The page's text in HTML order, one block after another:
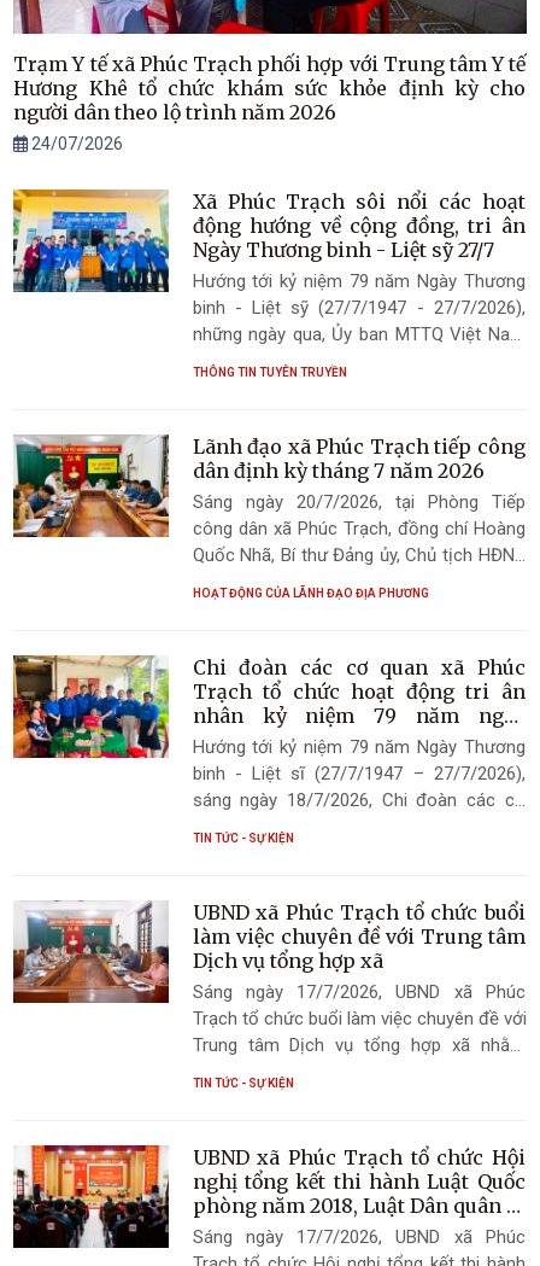
Trạm Y tế xã Phúc Trạch phối hợp với Trung tâm Y tế
Hương Khê tổ chức khám sức khỏe định kỳ cho
người dân theo lộ trình năm 2026
24/07/2026
Xã Phúc Trạch sôi nổi các hoạt
động hướng về cộng đồng, tri ân
Ngày Thương binh - Liệt sỹ 27/7
Hướng tới kỷ niệm 79 năm Ngày Thương
binh - Liệt sỹ (27/7/1947 - 27/7/2026),
những ngày qua, Ủy ban MTTQ Việt Nam
xã Phúc Trạch, các tổ chức chính trị - xã
hiện đạo lý "Uống nước nhớ nguồn", "Đền
ơn đáp nghĩa", góp phần chăm lo các gia
đình chính sách, tăng cường khối đại
đoàn kết toàn dân.
THÔNG TIN TUYÊN TRUYỀN
Lãnh đạo xã Phúc Trạch tiếp công
dân định kỳ tháng 7 năm 2026
Sáng ngày 20/7/2026, tại Phòng Tiếp
công dân xã Phúc Trạch, đồng chí Hoàng
Quốc Nhã, Bí thư Đảng ủy, Chủ tịch HĐND
xã và đồng chí Dương Ngọc Hoàng, Phó Bí
2026.
HOẠT ĐỘNG CỦA LÃNH ĐẠO ĐỊA PHƯƠNG
Chi đoàn các cơ quan xã Phúc
Trạch tổ chức hoạt động tri ân
nhân kỷ niệm 79 năm ngày
Thương binh - Liệt sĩ (27/7/1947-
27/7/2026)
Hướng tới kỷ niệm 79 năm Ngày Thương
binh - Liệt sĩ (27/7/1947 – 27/7/2026),
sáng ngày 18/7/2026, Chi đoàn các cơ
trên địa bàn. Đây là hoạt động ý nghĩa
nhằm bày tỏ lòng biết ơn đối với những
người đã cống hiến, hy sinh vì độc lập, tự
do của Tổ quốc, đồng thời góp phần gìn
giữ và lan tỏa truyền thống “Uống nước
nhớ nguồn”, đạo lý “Đền ơn đáp nghĩa”.
TIN TỨC - SỰ KIỆN
UBND xã Phúc Trạch tổ chức buổi
làm việc chuyên đề với Trung tâm
Dịch vụ tổng hợp xã
Sáng ngày 17/7/2026, UBND xã Phúc
Trạch tổ chức buổi làm việc chuyên đề với
Trung tâm Dịch vụ tổng hợp xã nhằm
số nội dung thuộc thẩm quyền và kịp thời
tháo gỡ những khó khăn, vướng mắc
trong quá trình thực hiện nhiệm vụ.
TIN TỨC - SỰ KIỆN
UBND xã Phúc Trạch tổ chức Hội
nghị tổng kết thi hành Luật Quốc
phòng năm 2018, Luật Dân quân tự
vệ năm 2019 và Luật Giáo dục quốc
phòng và an ninh năm 2013
Sáng ngày 17/7/2026, UBND xã Phúc